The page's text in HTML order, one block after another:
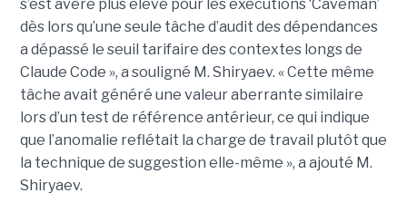
s’est avéré plus élevé pour les exécutions ‘Caveman’
dès lors qu’une seule tâche d’audit des dépendances
a dépassé le seuil tarifaire des contextes longs de
Claude Code », a souligné M. Shiryaev. « Cette même
tâche avait généré une valeur aberrante similaire
lors d’un test de référence antérieur, ce qui indique
que l’anomalie reflétait la charge de travail plutôt que
la technique de suggestion elle-même », a ajouté M.
Shiryaev.